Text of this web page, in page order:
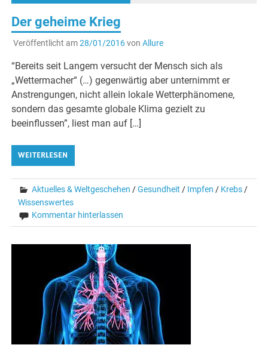
Der geheime Krieg
Veröffentlicht am28/01/2016von Allure
“Bereits seit Langem versucht der Mensch sich als
„Wettermacher“ (…) gegenwärtig aber unternimmt er
Anstrengungen, nicht allein lokale Wetterphänomene,
sondern das gesamte globale Klima gezielt zu
beeinflussen”, liest man auf […]
WEITERLESEN
Aktuelles & Weltgeschehen /Gesundheit / Impfen / Krebs/
Wissenswertes
Kommentar hinterlassen